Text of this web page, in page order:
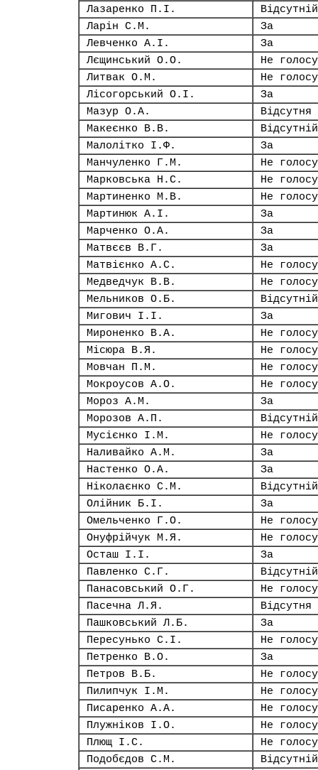
Лазаренко П.І.
Відсутній
Ларін С.М.
За
Левченко А.І.
За
Лєщинський О.О.
Не
Литвак О.М.
Не
Лісогорський О.І.
За
Мазур О.А.
Відсутня
Макеєнко В.В.
Відсутній
Малолітко І.Ф.
За
Манчуленко Г.М.
Не
Марковська Н.С.
Не
Мартиненко М.В.
Не
Мартинюк А.І.
За
Марченко О.А.
За
Матвєєв В.Г.
За
Матвієнко А.С.
Не
Медведчук В.В.
Не
Мельников О.Б.
Відсутній
Мигович І.І.
За
Мироненко В.А.
Не
Місюра В.Я.
Не
Мовчан П.М.
Не
Мокроусов А.О.
Не
Мороз А.М.
За
Морозов А.П.
Відсутній
Мусієнко І.М.
Не
Наливайко А.М.
За
Настенко О.А.
За
Ніколаєнко С.М.
Відсутній
Олійник Б.І.
За
Омельченко Г.О.
Не
Онуфрійчук М.Я.
Не
Осташ І.І.
За
Павленко С.Г.
Відсутній
Панасовський О.Г.
Не
Пасечна Л.Я.
Відсутня
Пашковський Л.Б.
За
Пересунько С.І.
Не
Петренко В.О.
За
Петров В.Б.
Не
Пилипчук І.М.
Не
Писаренко А.А.
Не
Плужніков І.О.
Не
Плющ І.С.
Не
Подобєдов С.М.
Відсутній